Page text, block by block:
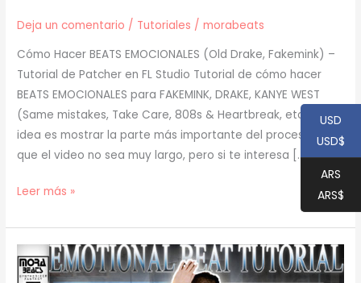
Deja un comentario / Tutoriales /morabeats
Cómo Hacer BEATS EMOCIONALES (Old Drake, Fakemink) –
Tutorial de Patcher en FL Studio Tutorial de cómo hacer
BEATS EMOCIONALES para FAKEMINK, DRAKE, KANYE WEST
(Same mistakes, Take Care, 808s & Heartbreak, etc.). La
idea es mostrar la parte más importante del proceso para
que el video no sea muy largo, pero si te interesa […]
[
]
Cómo
Hacer
Leer más »
USD
USD$
ARS
ARS$